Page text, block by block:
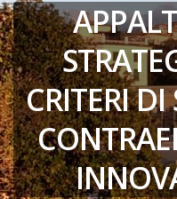
CRITERI DI